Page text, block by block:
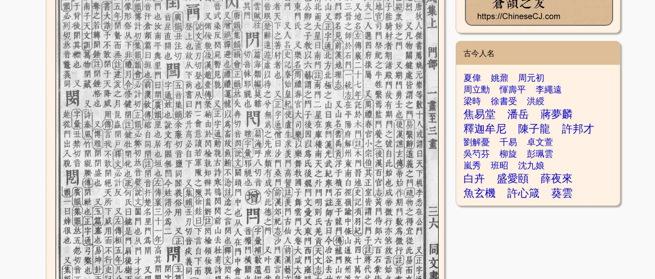
古今人名
夏偉 姚鼐
周元初
周立勳
惲壽平
李繩遠
梁時
徐書受 洪綬
焦易堂 潘岳
蔣夢麟
釋迦牟尼
陳子龍 許邦才
劉解憂 千易
卓文萱
吳芍芬
柳旋
彭珮雲
嵐秀
班昭 沈九娘
白卉 盛愛頤
薛夜來
魚玄機
許心箴 葵雲